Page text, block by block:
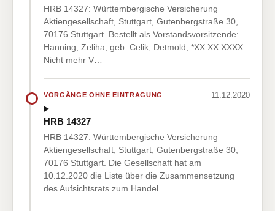
HRB 14327: Württembergische Versicherung
Aktiengesellschaft, Stuttgart, Gutenbergstraße 30,
70176 Stuttgart. Bestellt als Vorstandsvorsitzende:
Hanning, Zeliha, geb. Celik, Detmold, *XX.XX.XXXX.
Nicht mehr V…
VORGÄNGE OHNE EINTRAGUNG 11.12.2020
HRB 14327
HRB 14327: Württembergische Versicherung
Aktiengesellschaft, Stuttgart, Gutenbergstraße 30,
70176 Stuttgart. Die Gesellschaft hat am
10.12.2020 die Liste über die Zusammensetzung
des Aufsichtsrats zum Handel…